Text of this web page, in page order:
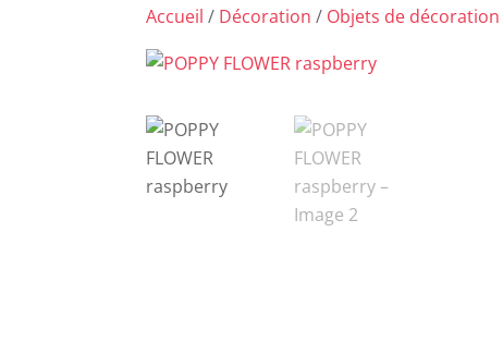
Accueil / Décoration / Objets de décoration